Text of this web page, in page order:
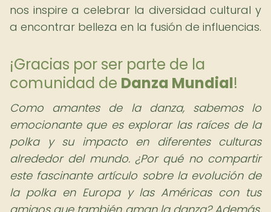
nos inspire a celebrar la diversidad cultural y
a encontrar belleza en la fusión de influencias.
¡Gracias por ser parte de la
comunidad de Danza Mundial!
Como amantes de la danza, sabemos lo
emocionante que es explorar las raíces de la
polka y su impacto en diferentes culturas
alrededor del mundo. ¿Por qué no compartir
este fascinante artículo sobre la evolución de
la polka en Europa y las Américas con tus